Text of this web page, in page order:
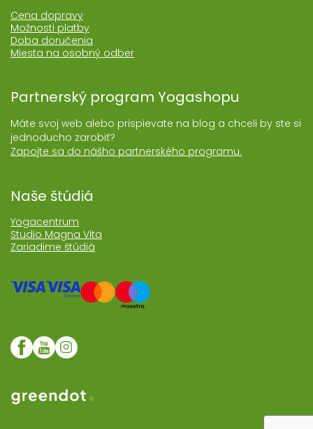
Cena dopravy
Možnosti platby
Doba doručenia
Miesta na osobný odber
Partnerský program Yogashopu
Máte svoj web alebo prispievate na blog a chceli by ste si
jednoducho zarobiť?
Zapojte sa do nášho partnerského programu.
Naše štúdiá
Yogacentrum
Studio Magna Vita
Zariadime štúdiá
Web realizoval Greendot